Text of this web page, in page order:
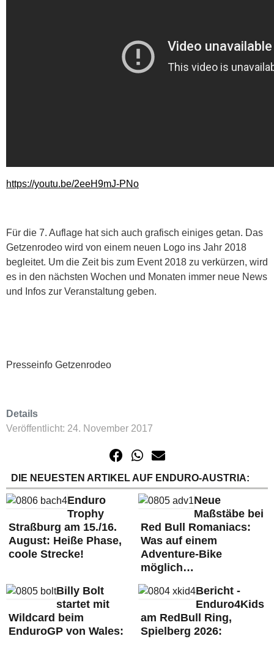
https://youtu.be/2eeH9mJ-PNo
Für die 7. Auflage hat sich auch grafisch einiges getan. Das
Getzenrodeo wird von einem neuen Logo ins Jahr 2018
begleitet. Um die Zeit bis zum Event 2018 zu verkürzen, wird
es in den nächsten Wochen und Monaten immer neue News
und Infos zur Veranstaltung geben.
Presseinfo Getzenrodeo
Details
Veröffentlicht: 24. November 2017
DIE NEUESTEN ARTIKEL AUF ENDURO-AUSTRIA:
Enduro
Trophy
Straßburg am 15./16.
August: Heiße Phase,
coole Strecke!
Neue
Maßstäbe bei
Red Bull Romaniacs:
Was auf einem
Adventure-Bike
möglich…
Billy Bolt
startet mit
Wildcard beim
EnduroGP von Wales:
Bericht -
Enduro4Kids
am RedBull Ring,
Spielberg 2026: